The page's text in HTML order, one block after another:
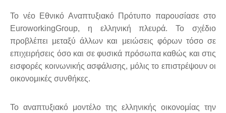
Το νέο Εθνικό Αναπτυξιακό Πρότυπο παρουσίασε στο
EuroworkingGroup, η ελληνική πλευρά. Το σχέδιο
προβλέπει μεταξύ άλλων και μειώσεις φόρων τόσο σε
επιχειρήσεις όσο και σε φυσικά πρόσωπα καθώς και στις
εισφορές κοινωνικής ασφάλισης, μόλις το επιστρέψουν οι
οικονομικές συνθήκες.
Το αναπτυξιακό μοντέλο της ελληνικής οικονομίας την